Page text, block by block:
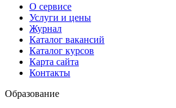
О сервисе
Услуги и цены
Журнал
Каталог вакансий
Каталог курсов
Карта сайта
Контакты
Образование